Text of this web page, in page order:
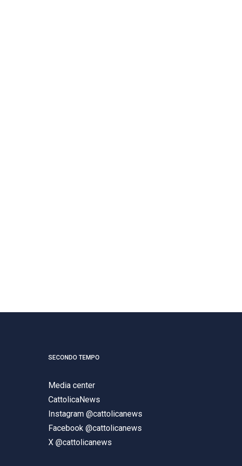
SECONDO TEMPO
Media center
CattolicaNews
Instagram @cattolicanews
Facebook @cattolicanews
X @cattolicanews